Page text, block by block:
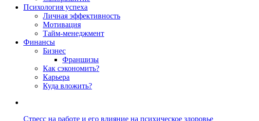
Психология успеха
Личная эффективность
Мотивация
Тайм-менеджмент
Финансы
Бизнес
Франшизы
Как сэкономить?
Карьера
Куда вложить?
Стресс на работе и его влияние на психическое здоровье